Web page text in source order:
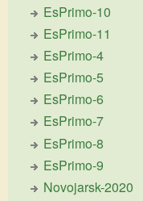
EsPrimo-10
EsPrimo-11
EsPrimo-4
EsPrimo-5
EsPrimo-6
EsPrimo-7
EsPrimo-8
EsPrimo-9
Novojarsk-2020